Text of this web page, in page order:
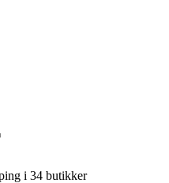
i 34 butikker